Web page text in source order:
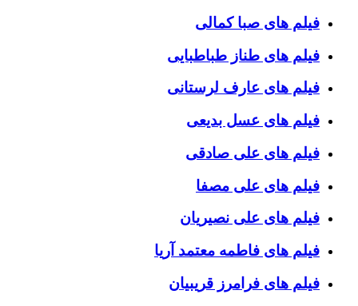
فیلم های صبا کمالی
فیلم های طناز طباطبایی
فیلم های عارف لرستانی
فیلم های عسل بدیعی
فیلم های علی صادقی
فیلم های علی مصفا
فیلم های علی نصیریان
فیلم های فاطمه معتمد آریا
فیلم های فرامرز قریبیان